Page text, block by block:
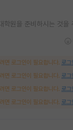
학원을 준비하시는 것을
면 로그인이 필요합니다. 로그
면 로그인이 필요합니다. 로그
면 로그인이 필요합니다. 로그
면 로그인이 필요합니다. 로그